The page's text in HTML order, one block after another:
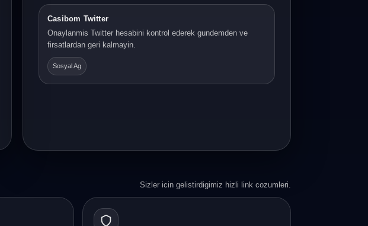
Casibom Twitter
Onaylanmis Twitter hesabini kontrol ederek gundemden ve
firsatlardan geri kalmayin.
Sosyal Ag
Sizler icin gelistirdigimiz hizli link cozumleri.